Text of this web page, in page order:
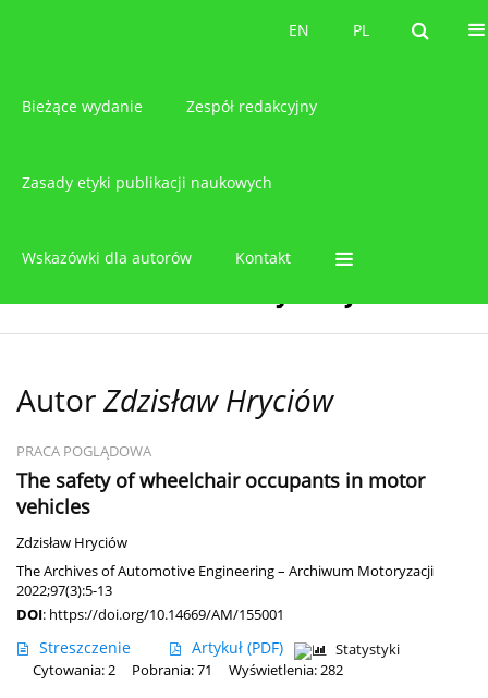
PL
EN PL
EN
Bieżące wydanie Zespół redakcyjny
Zasady etyki publikacji naukowych
Wskazówki dla autorów Kontakt
AutorZdzisław Hryciów
PRACA POGLĄDOWA
The safety of wheelchair occupants in motor
vehicles
Zdzisław Hryciów
The Archives of Automotive Engineering – Archiwum Motoryzacji
2022;97(3):5-13
DOI: https://doi.org/10.14669/AM/155001
Streszczenie Artykuł (PDF)
Statystyki
Cytowania: 2
Pobrania: 71 Wyświetlenia: 282